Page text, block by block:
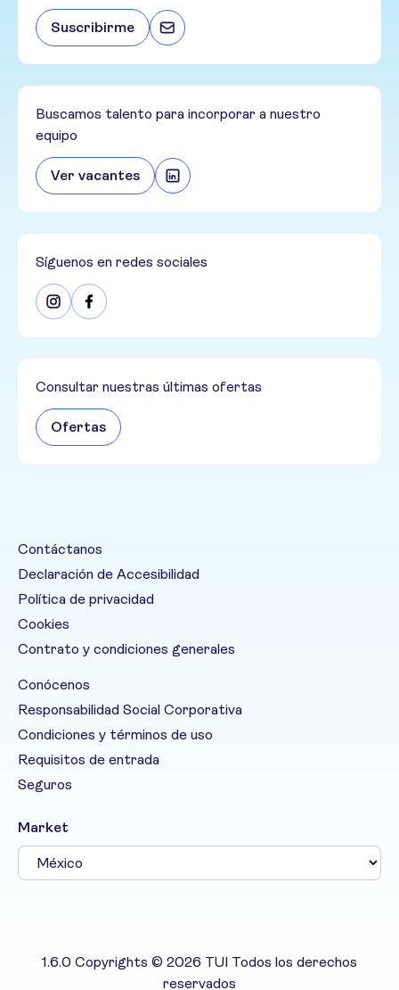
Suscribirme
Buscamos talento para incorporar a nuestro
equipo
Ver vacantes
Síguenos en redes sociales
Consultar nuestras últimas ofertas
Ofertas
Contáctanos
Declaración de Accesibilidad
Política de privacidad
Cookies
Contrato y condiciones generales
Conócenos
Responsabilidad Social Corporativa
Condiciones y términos de uso
Requisitos de entrada
Seguros
Market
1.6.0 Copyrights © 2026 TUI Todos los derechos
reservados